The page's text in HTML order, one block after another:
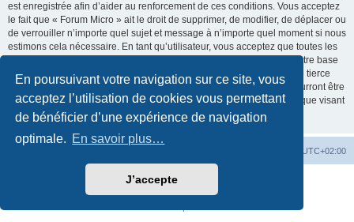
En poursuivant votre navigation sur ce site, vous
acceptez l’utilisation de cookies vous permettant
de bénéficier d’une expérience de navigation
optimale. En savoir plus…
J’accepte
est enregistrée afin d’aider au renforcement de ces conditions. Vous acceptez
le fait que « Forum Micro » ait le droit de supprimer, de modifier, de déplacer ou
de verrouiller n’importe quel sujet et message à n’importe quel moment si nous
estimons cela nécessaire. En tant qu’utilisateur, vous acceptez que toutes les
informations que vous avez renseignées soient enregistrées dans notre base
de données. Bien que ces informations ne seront pas diffusées à une tierce
partie sans votre consentement, ni « Forum Micro », ni phpBB, ne pourront être
tenus comme responsables en cas de tentative de piratage informatique visant
à compromettre vos données.
UTC+02:00
phpBB® Forum Software © phpBB Limited
©